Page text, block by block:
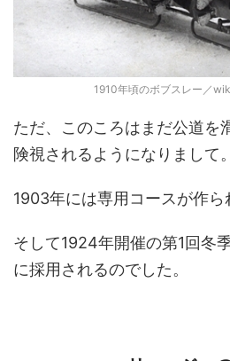
1910年頃のボブスレー／
ただ、このころはまだ公道を
険視されるようになりまして。
1903年には専用コースが作ら
そして1924年開催の第1回冬
に採用されるのでした。